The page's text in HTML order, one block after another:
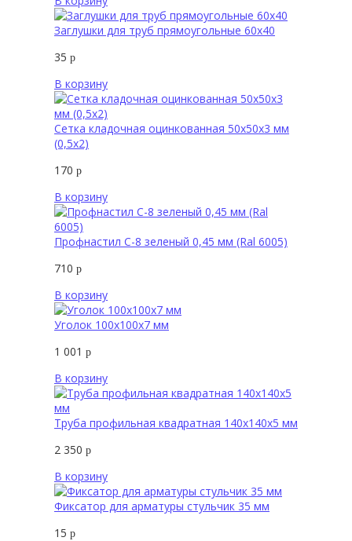
Заглушки для труб прямоугольные 60х40
35 р
В корзину
Сетка кладочная оцинкованная 50х50х3 мм
(0,5х2)
170 р
В корзину
Профнастил С-8 зеленый 0,45 мм (Ral 6005)
710 р
В корзину
Уголок 100х100х7 мм
1 001 р
В корзину
Труба профильная квадратная 140х140х5 мм
2 350 р
В корзину
Фиксатор для арматуры стульчик 35 мм
15 р